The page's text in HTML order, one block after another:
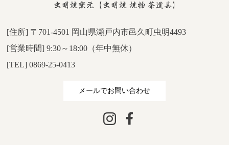
[住所] 〒701-4501 岡山県瀬戸内市邑久町虫明4493
[営業時間] 9:30～18:00（年中無休）
[TEL] 0869-25-0413
メールでお問い合わせ